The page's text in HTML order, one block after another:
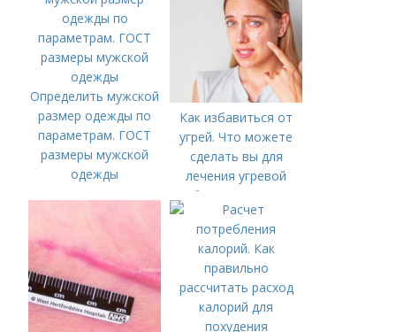
Определить мужской
размер одежды по
параметрам. ГОСТ
размеры мужской
одежды
Как избавиться от
угрей. Что можете
сделать вы для
лечения угревой
болезни (акне)